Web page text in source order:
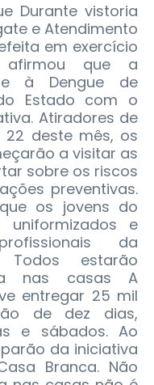
Durante vistoria
e Atendimento
em exercício
afirmou que a
à Dengue de
Estado com o
Atiradores de
22 deste mês, os
a visitar as
sobre os riscos
preventivas.
os jovens do
e
da
Todos estarão
nas casas A
entregar 25 mil
de dez dias,
e sábados. Ao
da iniciativa
Branca. Não